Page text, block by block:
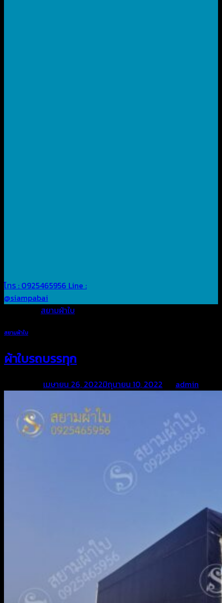
โทร : 0925465956 Line :
@siampabai
สยามผ้าใบ
สยามผ้าใบ
ผ้าใบรถบรรทุก
เมษายน 26, 2022มิถุนายน 10, 2022 admin